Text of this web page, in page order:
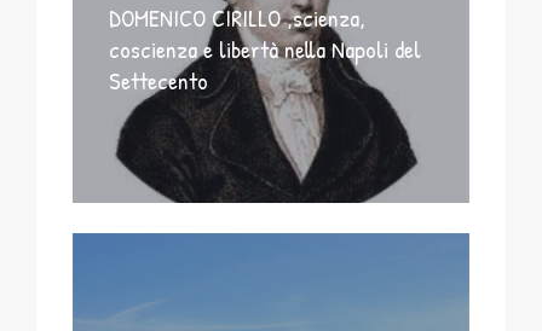
DOMENICO CIRILLO ,scienza,
coscienza e libertà nella Napoli del
Settecento